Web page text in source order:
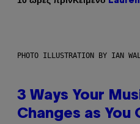
PHOTO ILLUSTRATION BY IAN
3 Ways Your
Changes as You